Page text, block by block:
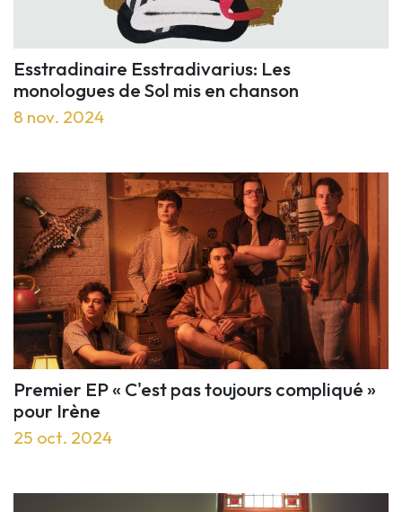
Esstradinaire Esstradivarius: Les
monologues de Sol mis en chanson
8 nov. 2024
Premier EP « C'est pas toujours compliqué »
pour Irène
25 oct. 2024